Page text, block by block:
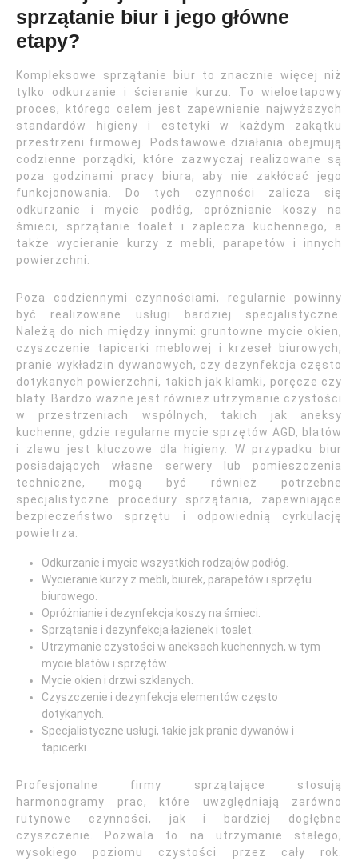
sprzątanie biur i jego główne
etapy?
Kompleksowe sprzątanie biur to znacznie więcej niż
tylko odkurzanie i ścieranie kurzu. To wieloetapowy
proces, którego celem jest zapewnienie najwyższych
standardów higieny i estetyki w każdym zakątku
przestrzeni firmowej. Podstawowe działania obejmują
codzienne porządki, które zazwyczaj realizowane są
poza godzinami pracy biura, aby nie zakłócać jego
funkcjonowania. Do tych czynności zalicza się
odkurzanie i mycie podłóg, opróżnianie koszy na
śmieci, sprzątanie toalet i zaplecza kuchennego, a
także wycieranie kurzy z mebli, parapetów i innych
powierzchni.
Poza codziennymi czynnościami, regularnie powinny
być realizowane usługi bardziej specjalistyczne.
Należą do nich między innymi: gruntowne mycie okien,
czyszczenie tapicerki meblowej i krzeseł biurowych,
pranie wykładzin dywanowych, czy dezynfekcja często
dotykanych powierzchni, takich jak klamki, poręcze czy
blaty. Bardzo ważne jest również utrzymanie czystości
w przestrzeniach wspólnych, takich jak aneksy
kuchenne, gdzie regularne mycie sprzętów AGD, blatów
i zlewu jest kluczowe dla higieny. W przypadku biur
posiadających własne serwery lub pomieszczenia
techniczne, mogą być również potrzebne
specjalistyczne procedury sprzątania, zapewniające
bezpieczeństwo sprzętu i odpowiednią cyrkulację
powietrza.
Odkurzanie i mycie wszystkich rodzajów podłóg.
Wycieranie kurzy z mebli, biurek, parapetów i sprzętu
biurowego.
Opróżnianie i dezynfekcja koszy na śmieci.
Sprzątanie i dezynfekcja łazienek i toalet.
Utrzymanie czystości w aneksach kuchennych, w tym
mycie blatów i sprzętów.
Mycie okien i drzwi szklanych.
Czyszczenie i dezynfekcja elementów często
dotykanych.
Specjalistyczne usługi, takie jak pranie dywanów i
tapicerki.
Profesjonalne firmy sprzątające stosują
harmonogramy prac, które uwzględniają zarówno
rutynowe czynności, jak i bardziej dogłębne
czyszczenie. Pozwala to na utrzymanie stałego,
wysokiego poziomu czystości przez cały rok.